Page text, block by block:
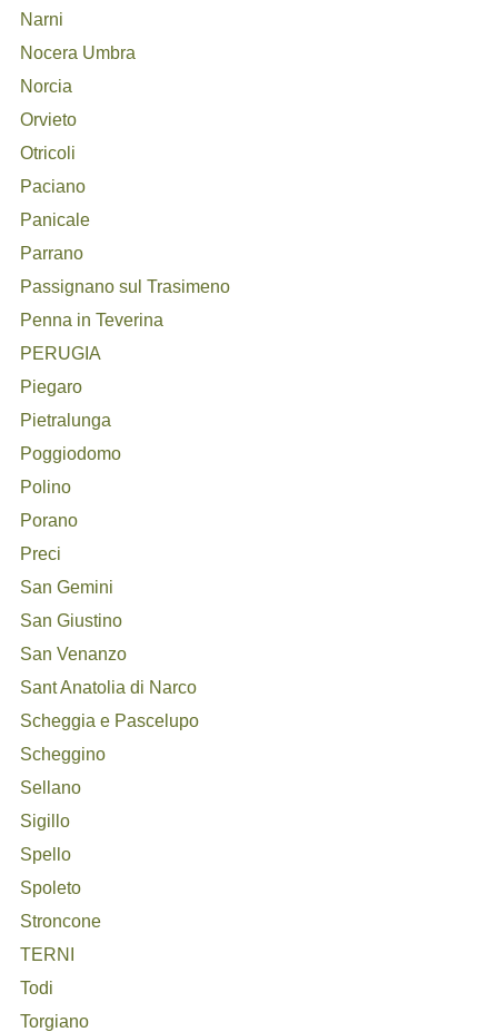
Narni
Nocera Umbra
Norcia
Orvieto
Otricoli
Paciano
Panicale
Parrano
Passignano sul Trasimeno
Penna in Teverina
PERUGIA
Piegaro
Pietralunga
Poggiodomo
Polino
Porano
Preci
San Gemini
San Giustino
San Venanzo
Sant Anatolia di Narco
Scheggia e Pascelupo
Scheggino
Sellano
Sigillo
Spello
Spoleto
Stroncone
TERNI
Todi
Torgiano